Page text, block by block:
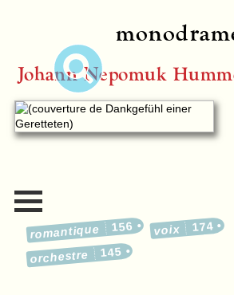
Johann Nepomuk
romantique 156 voix 174
orchestre 145